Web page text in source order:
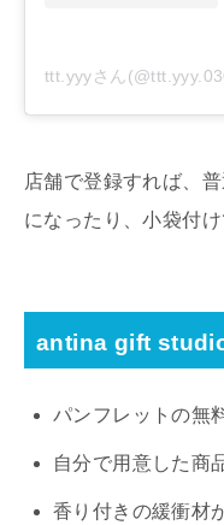
ttt.yyyさん
店舗で登録すれば、
になったり、小袋付
antina gift
パンフレットの無
自分で用意した商
香り付きの緩衝材